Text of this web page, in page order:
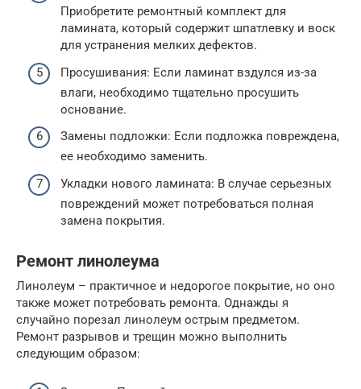
Приобретите ремонтный комплект для
ламината, который содержит шпатлевку и воск
для устранения мелких дефектов.
Просушивания: Если ламинат вздулся из-за
влаги, необходимо тщательно просушить
основание.
Замены подложки: Если подложка повреждена,
ее необходимо заменить.
Укладки нового ламината: В случае серьезных
повреждений может потребоваться полная
замена покрытия.
Ремонт линолеума
Линолеум – практичное и недорогое покрытие, но оно
также может потребовать ремонта. Однажды я
случайно порезал линолеум острым предметом.
Ремонт разрывов и трещин можно выполнить
следующим образом: